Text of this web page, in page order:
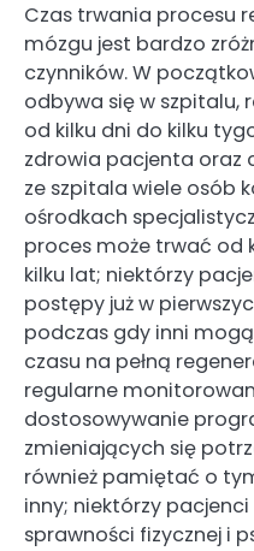
Czas trwania procesu
mózgu jest bardzo
czynników. W
odbywa się w
od kilku dni do kilku
zdrowia pacjenta oraz
ze szpitala wiele osób
ośrodkach
proces może trwać od
kilku lat; niektórzy
postępy już w
podczas gdy inni
czasu na pełną
regularne
dostosowywanie
zmieniających się
również pamiętać o
inny; niektórzy
sprawności fizycznej i